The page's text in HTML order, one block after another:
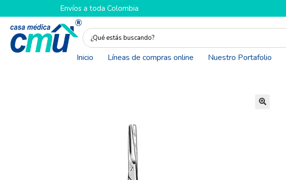
Envíos a toda Colombia
Inicio Líneas de compras online Nuestro Portafolio